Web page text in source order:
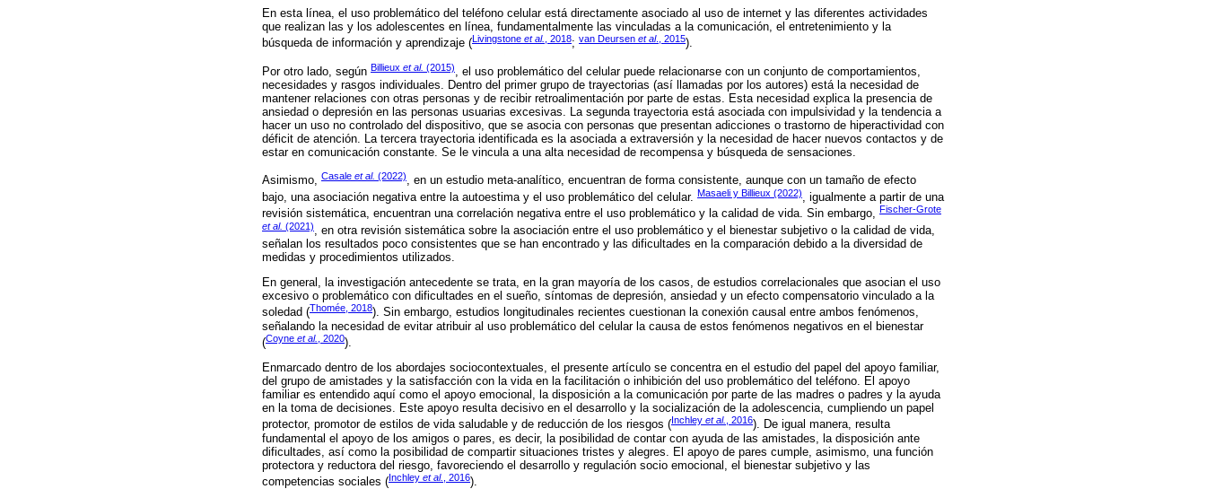
En esta línea, el uso problemático del teléfono celular está directamente asociado al uso de internet y las diferentes actividades
que realizan las y los adolescentes en línea, fundamentalmente las vinculadas a la comunicación, el entretenimiento y la
búsqueda de información y aprendizaje ( Livingstone et al. , 2018; van Deursen et al., 2015).
Por otro lado, según Billieux et al. (2015), el uso problemático del celular puede relacionarse con un conjunto de comportamientos,
necesidades y rasgos individuales. Dentro del primer grupo de trayectorias (así llamadas por los autores) está la necesidad de
mantener relaciones con otras personas y de recibir retroalimentación por parte de estas. Esta necesidad explica la presencia de
ansiedad o depresión en las personas usuarias excesivas. La segunda trayectoria está asociada con impulsividad y la tendencia a
hacer un uso no controlado del dispositivo, que se asocia con personas que presentan adicciones o trastorno de hiperactividad con
déficit de atención. La tercera trayectoria identificada es la asociada a extraversión y la necesidad de hacer nuevos contactos y de
estar en comunicación constante. Se le vincula a una alta necesidad de recompensa y búsqueda de sensaciones.
Asimismo, Casale et al. (2022), en un estudio meta-analítico, encuentran de forma consistente, aunque con un tamaño de efecto
bajo, una asociación negativa entre la autoestima y el uso problemático del celular. Masaeli y Billieux (2022), igualmente a partir de una
revisión sistemática, encuentran una correlación negativa entre el uso problemático y la calidad de vida. Sin embargo, Fischer-Grote
et al. (2021)
, en otra revisión sistemática sobre la asociación entre el uso problemático y el bienestar subjetivo o la calidad de vida,
señalan los resultados poco consistentes que se han encontrado y las dificultades en la comparación debido a la diversidad de
medidas y procedimientos utilizados.
En general, la investigación antecedente se trata, en la gran mayoría de los casos, de estudios correlacionales que asocian el uso
excesivo o problemático con dificultades en el sueño, síntomas de depresión, ansiedad y un efecto compensatorio vinculado a la
soledad (Thomée, 2018). Sin embargo, estudios longitudinales recientes cuestionan la conexión causal entre ambos fenómenos,
señalando la necesidad de evitar atribuir al uso problemático del celular la causa de estos fenómenos negativos en el bienestar
(Coyne et al. , 2020).
Enmarcado dentro de los abordajes sociocontextuales, el presente artículo se concentra en el estudio del papel del apoyo familiar,
del grupo de amistades y la satisfacción con la vida en la facilitación o inhibición del uso problemático del teléfono. El apoyo
familiar es entendido aquí como el apoyo emocional, la disposición a la comunicación por parte de las madres o padres y la ayuda
en la toma de decisiones. Este apoyo resulta decisivo en el desarrollo y la socialización de la adolescencia, cumpliendo un papel
protector, promotor de estilos de vida saludable y de reducción de los riesgos (Inchley et al. , 2016). De igual manera, resulta
fundamental el apoyo de los amigos o pares, es decir, la posibilidad de contar con ayuda de las amistades, la disposición ante
dificultades, así como la posibilidad de compartir situaciones tristes y alegres. El apoyo de pares cumple, asimismo, una función
protectora y reductora del riesgo, favoreciendo el desarrollo y regulación socio emocional, el bienestar subjetivo y las
competencias sociales (Inchley et al. , 2016).